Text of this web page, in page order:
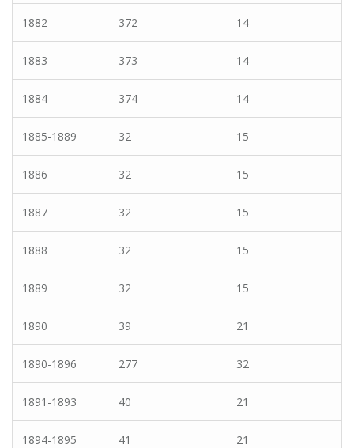
1882 372 14
1883 373 14
1884 374 14
1885-1889 32 15
1886 32 15
1887 32 15
1888 32 15
1889 32 15
1890 39 21
1890-1896 277 32
1891-1893 40 21
1894-1895 41 21